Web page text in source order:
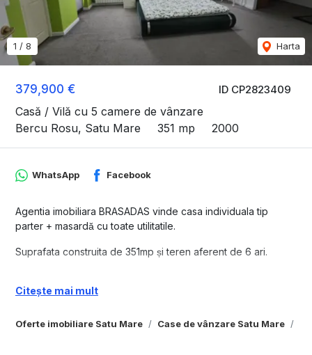
ID CP2823409
379,900 €
Casă / Vilă cu 5 camere de vânzare
Bercu Rosu, Satu Mare
351 mp 2000
1 / 8 Harta
Oferte imobiliare Satu Mare Case de vânzare Satu Mare
WhatsApp Facebook
Agentia imobiliara BRASADAS vinde casa individuala tip
parter + masardă cu toate utilitatile.
Suprafata construita de 351mp și teren aferent de 6 ari.
în centrul casei.
Citește mai mult